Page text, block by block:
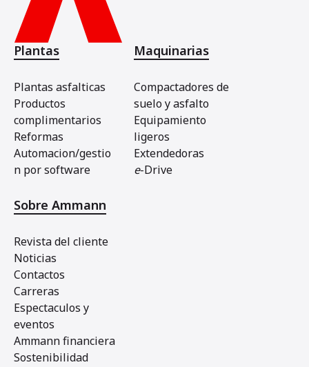
Plantas
Plantas asfalticas
Productos
complimentarios
Reformas
Automacion/gestio
n por software
Maquinarias
Compactadores de
suelo y asfalto
Equipamiento
ligeros
Extendedoras
e-Drive
Sobre Ammann
Revista del cliente
Noticias
Contactos
Carreras
Espectaculos y
eventos
Ammann financiera
Sostenibilidad